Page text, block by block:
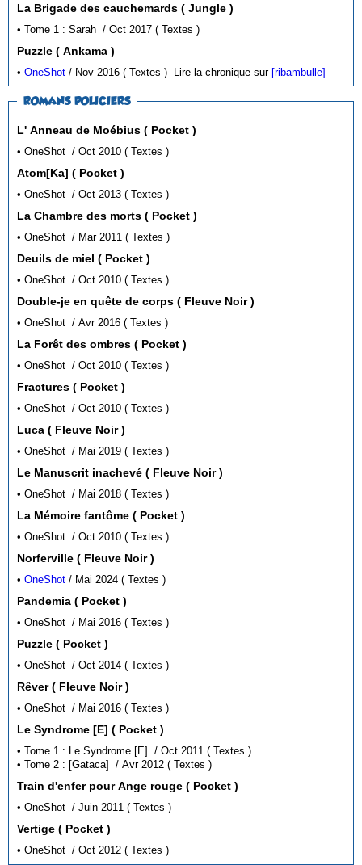
La Brigade des cauchemards ( Jungle )
• Tome 1 : Sarah / Oct 2017 ( Textes )
Puzzle ( Ankama )
•OneShot / Nov 2016 ( Textes ) Lire la chronique sur [ribambulle]
ROMANS POLICIERS
L' Anneau de Moébius ( Pocket )
• OneShot / Oct 2010 ( Textes )
Atom[Ka] ( Pocket )
• OneShot / Oct 2013 ( Textes )
La Chambre des morts ( Pocket )
• OneShot / Mar 2011 ( Textes )
Deuils de miel ( Pocket )
• OneShot / Oct 2010 ( Textes )
Double-je en quête de corps ( Fleuve Noir )
• OneShot / Avr 2016 ( Textes )
La Forêt des ombres ( Pocket )
• OneShot / Oct 2010 ( Textes )
Fractures ( Pocket )
• OneShot / Oct 2010 ( Textes )
Luca ( Fleuve Noir )
• OneShot / Mai 2019 ( Textes )
Le Manuscrit inachevé ( Fleuve Noir )
• OneShot / Mai 2018 ( Textes )
La Mémoire fantôme ( Pocket )
• OneShot / Oct 2010 ( Textes )
Norferville ( Fleuve Noir )
•OneShot / Mai 2024 ( Textes )
Pandemia ( Pocket )
• OneShot / Mai 2016 ( Textes )
Puzzle ( Pocket )
• OneShot / Oct 2014 ( Textes )
Rêver ( Fleuve Noir )
• OneShot / Mai 2016 ( Textes )
Le Syndrome [E] ( Pocket )
• Tome 1 : Le Syndrome [E] / Oct 2011 ( Textes )
• Tome 2 : [Gataca] / Avr 2012 ( Textes )
Train d'enfer pour Ange rouge ( Pocket )
• OneShot / Juin 2011 ( Textes )
Vertige ( Pocket )
• OneShot / Oct 2012 ( Textes )